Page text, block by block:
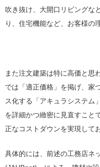
吹き抜け、大開口リビングな
り、住宅機能など、お客様の
また注文建築は特に高価と思
では「適正価格」を掲げ、家
ス化する「アキュラシステム
を詳細かつ緻密に見直すこと
正なコストダウンを実現して
具体的には、前述の工務店ネ